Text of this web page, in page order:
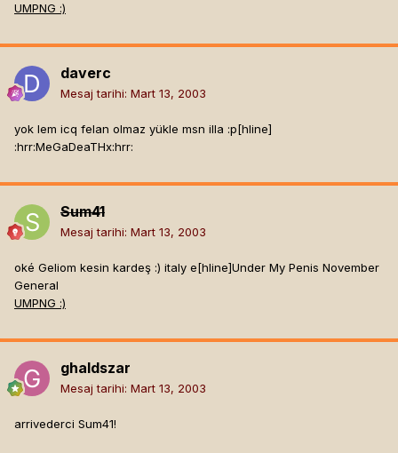
UMPNG :)
daverc
Mesaj tarihi: Mart 13, 2003
yok lem icq felan olmaz yükle msn illa :p[hline]
:hrr:MeGaDeaTHx:hrr:
Sum41
Mesaj tarihi: Mart 13, 2003
oké Geliom kesin kardeş :) italy e[hline]Under My Penis November
General
UMPNG :)
ghaldszar
Mesaj tarihi: Mart 13, 2003
arrivederci Sum41!